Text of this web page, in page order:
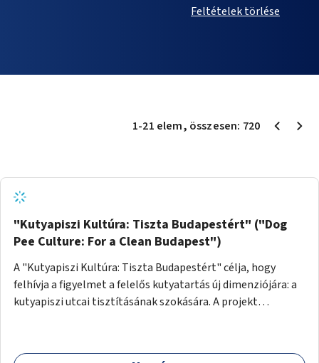
Feltételek törlése
1-21 elem, összesen: 720
"Kutyapiszi Kultúra: Tiszta Budapestért" ("Dog
Pee Culture: For a Clean Budapest")
A "Kutyapiszi Kultúra: Tiszta Budapestért" célja, hogy
felhívja a figyelmet a felelős kutyatartás új dimenziójára: a
kutyapiszi utcai tisztításának szokására. A projekt
palack vízzel öblítsék le azt, ezzel hozzájárulva a tiszta,